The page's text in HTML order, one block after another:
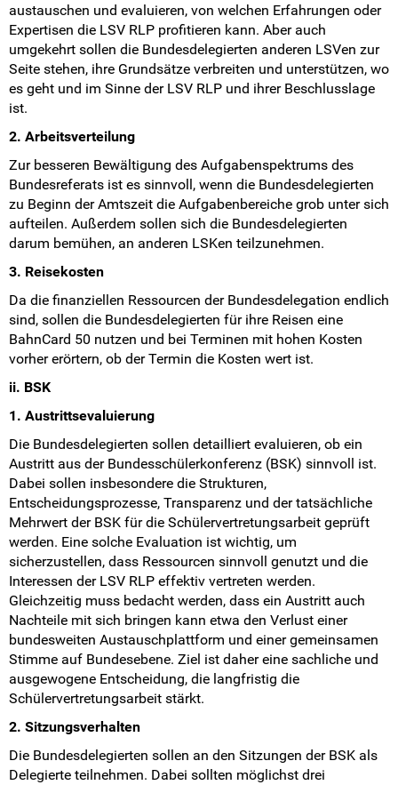
austauschen und evaluieren, von welchen Erfahrungen oder
Expertisen die LSV RLP profitieren kann. Aber auch
umgekehrt sollen die Bundesdelegierten anderen LSVen zur
Seite stehen, ihre Grundsätze verbreiten und unterstützen, wo
es geht und im Sinne der LSV RLP und ihrer Beschlusslage
ist.
2. Arbeitsverteilung
Zur besseren Bewältigung des Aufgabenspektrums des
Bundesreferats ist es sinnvoll, wenn die Bundesdelegierten
zu Beginn der Amtszeit die Aufgabenbereiche grob unter sich
aufteilen. Außerdem sollen sich die Bundesdelegierten
darum bemühen, an anderen LSKen teilzunehmen.
3. Reisekosten
Da die finanziellen Ressourcen der Bundesdelegation endlich
sind, sollen die Bundesdelegierten für ihre Reisen eine
BahnCard 50 nutzen und bei Terminen mit hohen Kosten
vorher erörtern, ob der Termin die Kosten wert ist.
ii. BSK
1. Austrittsevaluierung
Die Bundesdelegierten sollen detailliert evaluieren, ob ein
Austritt aus der Bundesschülerkonferenz (BSK) sinnvoll ist.
Dabei sollen insbesondere die Strukturen,
Entscheidungsprozesse, Transparenz und der tatsächliche
Mehrwert der BSK für die Schülervertretungsarbeit geprüft
werden. Eine solche Evaluation ist wichtig, um
sicherzustellen, dass Ressourcen sinnvoll genutzt und die
Interessen der LSV RLP effektiv vertreten werden.
Gleichzeitig muss bedacht werden, dass ein Austritt auch
Nachteile mit sich bringen kann etwa den Verlust einer
bundesweiten Austauschplattform und einer gemeinsamen
Stimme auf Bundesebene. Ziel ist daher eine sachliche und
ausgewogene Entscheidung, die langfristig die
Schülervertretungsarbeit stärkt.
2. Sitzungsverhalten
Die Bundesdelegierten sollen an den Sitzungen der BSK als
Delegierte teilnehmen. Dabei sollten möglichst drei